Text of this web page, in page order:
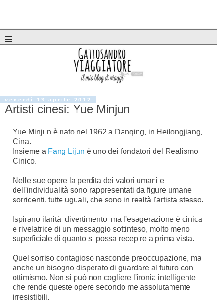
≡
venerdì 13 aprile 2012
Artisti cinesi: Yue Minjun
Yue Minjun è nato nel 1962 a Danqing, in Heilongjiang,
Cina.
Insieme a Fang Lijun è uno dei fondatori del Realismo
Cinico.
Nelle sue opere la perdita dei valori umani e
dell'individualità sono rappresentati da figure umane
sorridenti, tutte uguali, che sono in realtà l'artista stesso.
Ispirano ilarità, divertimento, ma l'esagerazione è cinica
e rivelatrice di un messaggio sottinteso, molto meno
superficiale di quanto si possa recepire a prima vista.
Quel sorriso contagioso nasconde preoccupazione, ma
anche un bisogno disperato di guardare al futuro con
ottimismo. Non si può non cogliere l'ironia intelligente
che rende queste opere secondo me assolutamente
irresistibili.